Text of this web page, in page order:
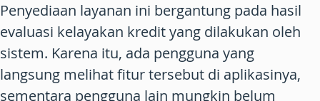
Penyediaan layanan ini bergantung pada hasil
evaluasi kelayakan kredit yang dilakukan oleh
sistem. Karena itu, ada pengguna yang
langsung melihat fitur tersebut di aplikasinya,
sementara pengguna lain mungkin belum